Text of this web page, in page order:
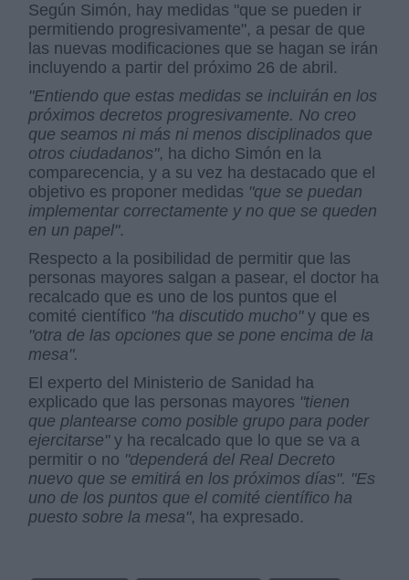
Según Simón, hay medidas "que se pueden ir
permitiendo progresivamente", a pesar de que
las nuevas modificaciones que se hagan se irán
incluyendo a partir del próximo 26 de abril.
"Entiendo que estas medidas se incluirán en los
próximos decretos progresivamente. No creo
que seamos ni más ni menos disciplinados que
otros ciudadanos", ha dicho Simón en la
comparecencia, y a su vez ha destacado que el
objetivo es proponer medidas "que se puedan
implementar correctamente y no que se queden
en un papel".
Respecto a la posibilidad de permitir que las
personas mayores salgan a pasear, el doctor ha
recalcado que es uno de los puntos que el
comité científico "ha discutido mucho"y que es
"otra de las opciones que se pone encima de la
mesa".
El experto del Ministerio de Sanidad ha
explicado que las personas mayores "tienen
que plantearse como posible grupo para poder
ejercitarse"y ha recalcado que lo que se va a
permitir o no "dependerá del Real Decreto
nuevo que se emitirá en los próximos días". "Es
uno de los puntos que el comité científico ha
puesto sobre la mesa", ha expresado.